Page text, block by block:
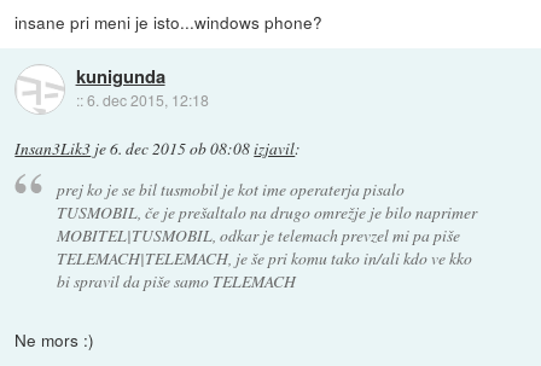
insane pri meni je isto...windows phone?
kunigunda
::6. dec 2015, 12:18
Insan3Lik3 je6. dec 2015 ob 08:08izjavil:
prej ko je se bil tusmobil je kot ime operaterja pisalo
TUSMOBIL, če je prešaltalo na drugo omrežje je bilo naprimer
MOBITEL|TUSMOBIL, odkar je telemach prevzel mi pa piše
TELEMACH|TELEMACH, je še pri komu tako in/ali kdo ve kko
bi spravil da piše samo TELEMACH
Ne mors :)